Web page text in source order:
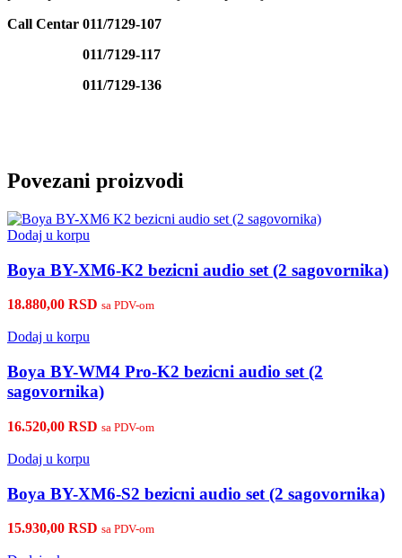
Call Centar 011/7129-107
011/7129-117
011/7129-136
Povezani proizvodi
Dodaj u korpu
Boya BY-XM6-K2 bezicni audio set (2 sagovornika)
18.880,00 RSD sa PDV-om
Dodaj u korpu
Boya BY-WM4 Pro-K2 bezicni audio set (2
sagovornika)
16.520,00 RSD sa PDV-om
Dodaj u korpu
Boya BY-XM6-S2 bezicni audio set (2 sagovornika)
15.930,00 RSD sa PDV-om